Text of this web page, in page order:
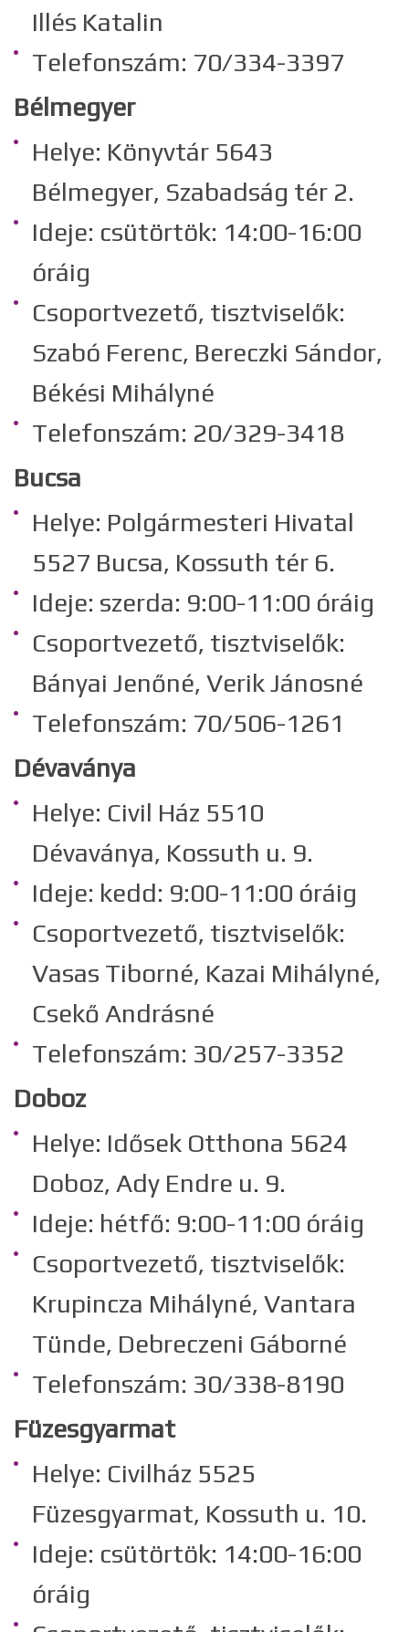
Illés Katalin
Telefonszám: 70/334-3397
Bélmegyer
Helye: Könyvtár 5643
Bélmegyer, Szabadság tér 2.
Ideje: csütörtök: 14:00-16:00
óráig
Csoportvezető, tisztviselők:
Szabó Ferenc, Bereczki Sándor,
Békési Mihályné
Telefonszám: 20/329-3418
Bucsa
Helye: Polgármesteri Hivatal
5527 Bucsa, Kossuth tér 6.
Ideje: szerda: 9:00-11:00 óráig
Csoportvezető, tisztviselők:
Bányai Jenőné, Verik Jánosné
Telefonszám: 70/506-1261
Dévaványa
Helye: Civil Ház 5510
Dévaványa, Kossuth u. 9.
Ideje: kedd: 9:00-11:00 óráig
Csoportvezető, tisztviselők:
Vasas Tiborné, Kazai Mihályné,
Csekő Andrásné
Telefonszám: 30/257-3352
Doboz
Helye: Idősek Otthona 5624
Doboz, Ady Endre u. 9.
Ideje: hétfő: 9:00-11:00 óráig
Csoportvezető, tisztviselők:
Krupincza Mihályné, Vantara
Tünde, Debreczeni Gáborné
Telefonszám: 30/338-8190
Füzesgyarmat
Helye: Civilház 5525
Füzesgyarmat, Kossuth u. 10.
Ideje: csütörtök: 14:00-16:00
óráig